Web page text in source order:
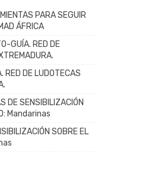
PARA SEGUIR
ÁFRICA
GUÍA. RED DE
RED DE LUDOTECAS
DE SENSIBILIZACIÓN
Mandarinas
SOBRE EL